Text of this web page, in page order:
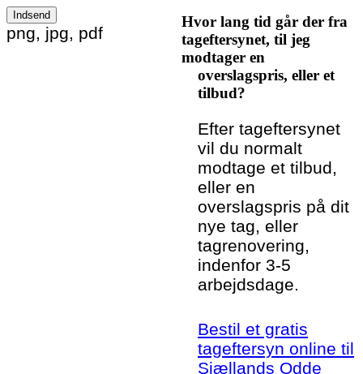
Please leave this field empty.
png, jpg, pdf
Hvor lang tid går der fra
tageftersynet, til jeg
modtager en
overslagspris, eller et
tilbud?
Efter tageftersynet
vil du normalt
modtage et tilbud,
eller en
overslagspris på dit
nye tag, eller
tagrenovering,
indenfor 3-5
arbejdsdage.
Bestil et gratis
tageftersyn online til
Sjællands Odde